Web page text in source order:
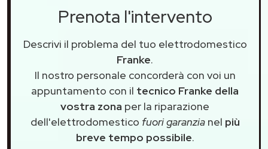
Prenota l'intervento
Descrivi il problema del tuo elettrodomestico
Franke.
Il nostro personale concorderà con voi un
appuntamento con il tecnico Franke della
vostra zona per la riparazione
dell'elettrodomestico fuori garanzianel più
breve tempo possibile.